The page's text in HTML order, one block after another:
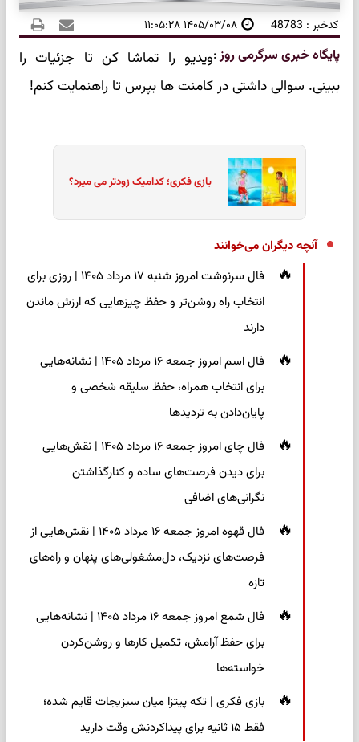
کدخبر : 48783 ۱۴۰۵/۰۳/۰۸ ۱۱:۰۵:۲۸
پایگاه خبری سرگرمی روز:ویدیو را تماشا کن تا جزئیات را
ببینی. سوالی داشتی در کامنت ها بپرس تا راهنمایت کنم!
بازی فکری؛ کدامیک زودتر می میرد؟
آنچه دیگران می‌خوانند
فال سرنوشت امروز شنبه ۱۷ مرداد ۱۴۰۵ | روزی برای
انتخاب راه روشن‌تر و حفظ چیزهایی که ارزش ماندن
دارند
فال اسم امروز جمعه ۱۶ مرداد ۱۴۰۵ | نشانه‌هایی
برای انتخاب همراه، حفظ سلیقه شخصی و
پایان‌دادن به تردیدها
فال چای امروز جمعه ۱۶ مرداد ۱۴۰۵ | نقش‌هایی
برای دیدن فرصت‌های ساده و کنارگذاشتن
نگرانی‌های اضافی
فال قهوه امروز جمعه ۱۶ مرداد ۱۴۰۵ | نقش‌هایی از
فرصت‌های نزدیک، دل‌مشغولی‌های پنهان و راه‌های
تازه
فال شمع امروز جمعه ۱۶ مرداد ۱۴۰۵ | نشانه‌هایی
برای حفظ آرامش، تکمیل کارها و روشن‌کردن
خواسته‌ها
بازی فکری | تکه پیتزا میان سبزیجات قایم شده؛
فقط ۱۵ ثانیه برای پیداکردنش وقت دارید